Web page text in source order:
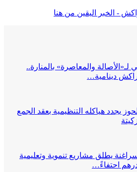
- الخبر اليقين من هنا
لـ«الأصالة والمعاصرة» بالمنارة..
دينامية…
يجدد هياكله التنظيمية بعقد الجمع
يطلق مشاريع تنموية وتعليمية